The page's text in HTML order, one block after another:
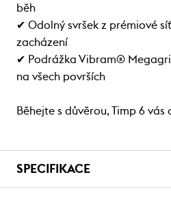
běh
✔ Odolný svršek z prémiové
zacházení
✔ Podrážka Vibram®
na všech površích
Běhejte s důvěrou, Timp 6 vás
SPECIFIKACE